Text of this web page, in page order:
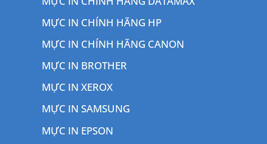
MỰC IN CHÍNH HÃNG HP
MỰC IN CHÍNH HÃNG CANON
MỰC IN BROTHER
MỰC IN XEROX
MỰC IN SAMSUNG
MỰC IN EPSON